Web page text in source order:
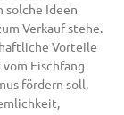
solche Ideen
Verkauf stehe.
Vorteile
Fischfang
fördern soll.